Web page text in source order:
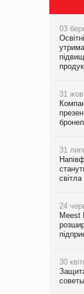
03
31
31
світла
24
Meest
30